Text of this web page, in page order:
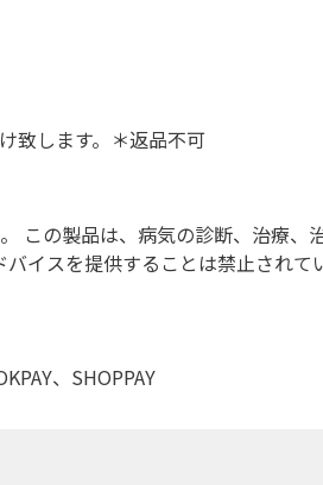
致します。＊返品不可
この製品は、病気の診断、治療、
イスを提供することは禁止され
、SHOPPAY